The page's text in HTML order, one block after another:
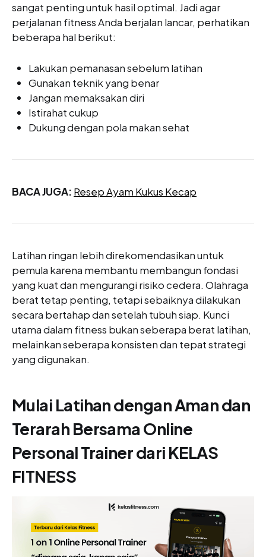
sangat penting untuk hasil optimal. Jadi agar
perjalanan fitness Anda berjalan lancar, perhatikan
beberapa hal berikut:
Lakukan pemanasan sebelum latihan
Gunakan teknik yang benar
Jangan memaksakan diri
Istirahat cukup
Dukung dengan pola makan sehat
BACA JUGA: Resep Ayam Kukus Kecap
Latihan ringan lebih direkomendasikan untuk
pemula karena membantu membangun fondasi
yang kuat dan mengurangi risiko cedera. Olahraga
berat tetap penting, tetapi sebaiknya dilakukan
secara bertahap dan setelah tubuh siap. Kunci
utama dalam fitness bukan seberapa berat latihan,
melainkan seberapa konsisten dan tepat strategi
yang digunakan.
Mulai Latihan dengan Aman dan
Terarah Bersama Online
Personal Trainer dari KELAS
FITNESS